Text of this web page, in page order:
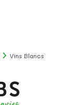
Vins Blancs